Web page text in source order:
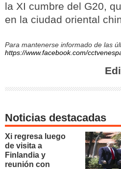
la XI cumbre del G20,
en la ciudad oriental
Para mantenerse informado de las
https://www.facebook.com/
Noticias destacadas
Xi regresa luego
de visita a
Finlandia y
reunión con